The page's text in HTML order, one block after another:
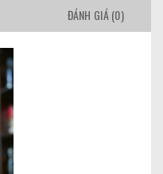
ĐÁNH GIÁ (0)